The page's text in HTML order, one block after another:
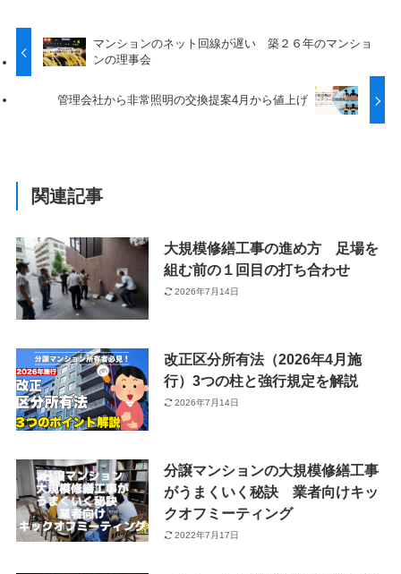
マンションのネット回線が遅い 築２６年のマンショ
ンの理事会
管理会社から非常照明の交換提案4月から値上げ
関連記事
大規模修繕工事の進め方 足場を
組む前の１回目の打ち合わせ
2026年7月14日
改正区分所有法（2026年4月施
行）3つの柱と強行規定を解説
2026年7月14日
分譲マンションの大規模修繕工事
がうまくいく秘訣 業者向けキッ
クオフミーティング
2022年7月17日